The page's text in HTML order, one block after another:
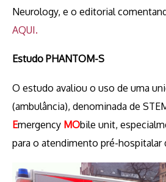
Neurology, e o editorial
AQUI.
Estudo PHANTOM-S
O estudo avaliou o uso de uma
(ambulância), denominada de
Emergency MObile unit,
para o atendimento pré-hospitalar